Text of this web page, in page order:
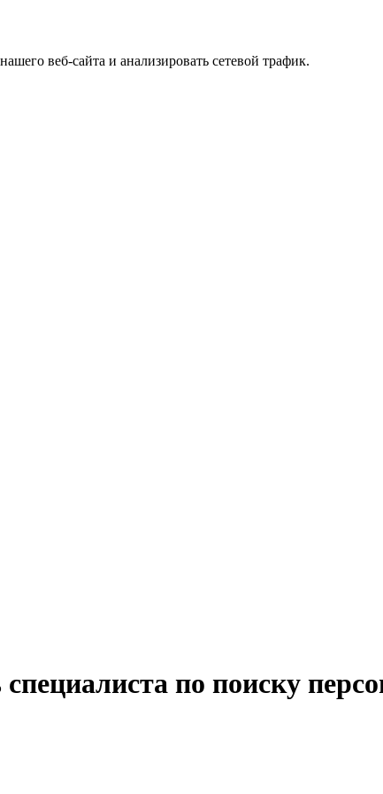
веб-сайта и анализировать сетевой трафик.
по поиску